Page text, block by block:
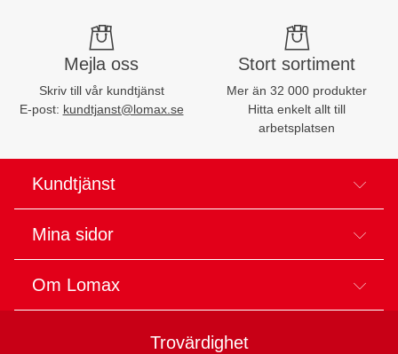
Mejla oss
Skriv till vår kundtjänst
E-post: kundtjanst@lomax.se
Stort sortiment
Mer än 32 000 produkter
Hitta enkelt allt till
arbetsplatsen
Kundtjänst
Mina sidor
Om Lomax
Trovärdighet